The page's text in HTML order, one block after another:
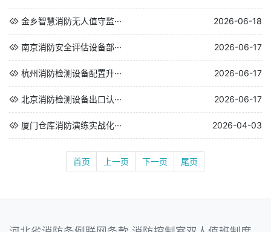
金乡智慧消防无人值守监··· 2026-06-18
南京消防安全评估设备部··· 2026-06-17
杭州消防检测设备配置升··· 2026-06-17
北京消防检测设备出口认··· 2026-06-17
厦门仓库消防演练实战化··· 2026-04-03
首页 上一页 下一页 尾页